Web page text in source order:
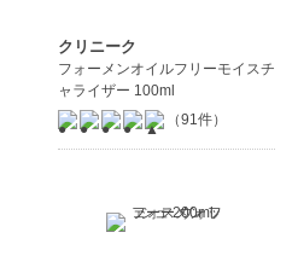
クリニーク
フォーメンオイルフリーモイスチ
ャライザー 100ml
（91件）